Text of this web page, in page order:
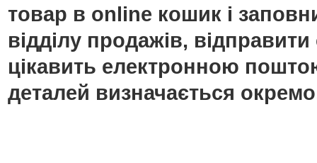
товар в online кошик і
відділу продажів,
цікавить електронною
деталей визначається